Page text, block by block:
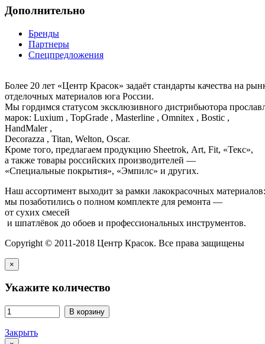
Дополнительно
Бренды
Партнеры
Спецпредложения
Более 20 лет «Центр Красок» задаёт стандарты качества на
отделочных материалов юга России.
Мы гордимся статусом эксклюзивного дистрибьютора
марок: Luxium , TopGrade , Masterline , Omnitex , Bostic ,
HandMaler ,
Decorazza , Titan, Welton, Oscar.
Кроме того, предлагаем продукцию Sheetrok, Art, Fit, «Текс»,
а также товары российских производителей —
«Специальные покрытия», «Эмпилс» и других.
Наш ассортимент выходит за рамки лакокрасочных
мы позаботились о полном комплекте для ремонта —
от сухих смесей
и шпатлёвок до обоев и профессиональных инструментов.
Copyright © 2011-2018 Центр Красок. Все права защищены
×
Укажите количество
В корзину
Закрыть